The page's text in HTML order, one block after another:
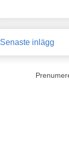
Senaste inlägg